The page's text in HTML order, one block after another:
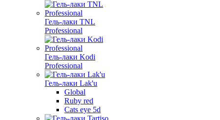
Гель-лаки TNL
Professional
Гель-лаки Kodi
Professional
Гель-лаки Lak'u
Global
Ruby red
Cats eye 5d